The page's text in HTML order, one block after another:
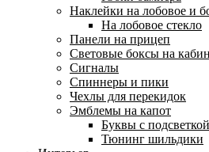
Наклейки на лобовое и
На лобовое стекло
Панели на прицеп
Световые боксы на
Сигналы
Спиннеры и пики
Чехлы для перекидок
Эмблемы на капот
Буквы с подсветкой
Тюнинг шильдики